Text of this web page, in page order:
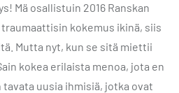
Mä osallistuin 2016 Ranskan
kokemus ikinä, siis
Mutta nyt, kun se sitä miettii
kokea erilaista menoa, jota en
uusia ihmisiä, jotka ovat